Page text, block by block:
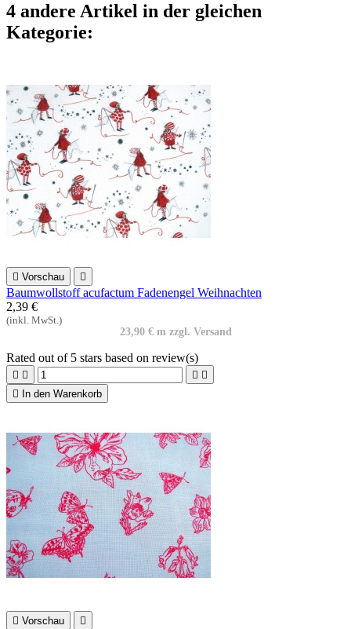
4 andere Artikel in der gleichen
Kategorie:
 Vorschau 
Baumwollstoff acufactum Fadenengel Weihnachten
2,39 €
(inkl. MwSt.)
23,90 € m zzgl. Versand
Rated out of 5 stars based on review(s)
   

In den Warenkorb
 Vorschau 